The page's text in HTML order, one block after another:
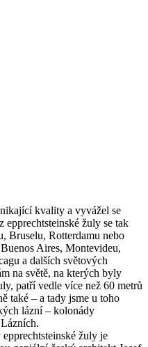
kvality a vyvážel se
epprechtsteinské žuly se tak
Bruselu, Rotterdamu nebo
Aires, Montevideu,
a dalších světových
na světě, na kterých byly
patří vedle více než 60 metrů
také – a tady jsme u toho
lázní – kolonády
žuly je